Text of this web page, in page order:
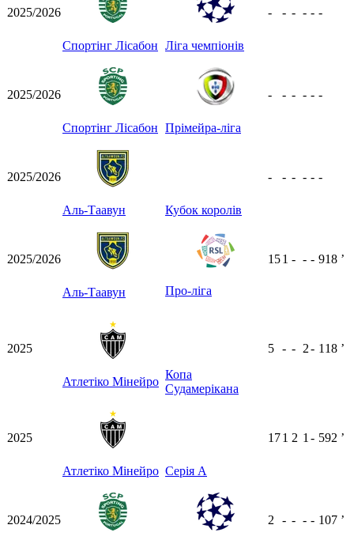
2025/2026
Спортінг Лісабон Ліга чемпіонів
- - - - - -
2025/2026
Спортінг Лісабон Прімейра-ліга
- - - - - -
2025/2026
Аль-Таавун Кубок королів
- - - - - -
2025/2026
Аль-Таавун Про-ліга
151 - - - 918 ʼ
2025
Атлетіко Мінейро
Копа
Судамерікана
5 - - 2- 118 ʼ
2025
Атлетіко Мінейро Серія А
171 2 1 - 592 ʼ
2024/2025 2 - - - - 107 ʼ